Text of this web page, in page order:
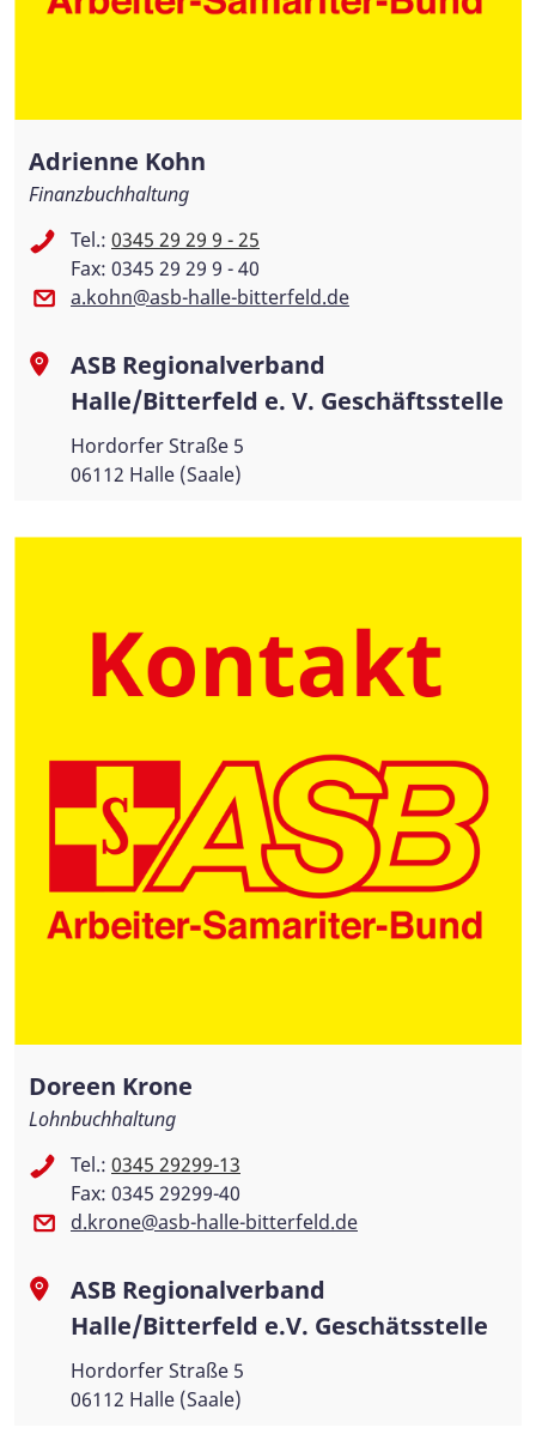
Adrienne Kohn
Finanzbuchhaltung
Tel.: 0345 29 29 9 - 25
Fax: 0345 29 29 9 - 40
a.kohn@asb-halle-bitterfeld.de
ASB Regionalverband
Halle/Bitterfeld e. V. Geschäftsstelle
Hordorfer Straße 5
06112 Halle (Saale)
Doreen Krone
Lohnbuchhaltung
Tel.: 0345 29299-13
Fax: 0345 29299-40
d.krone@asb-halle-bitterfeld.de
ASB Regionalverband
Halle/Bitterfeld e.V. Geschätsstelle
Hordorfer Straße 5
06112 Halle (Saale)